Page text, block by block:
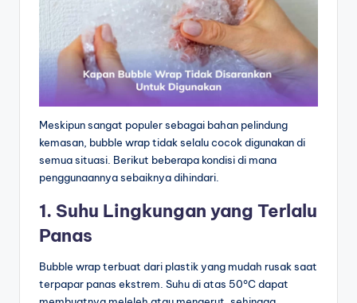
Meskipun sangat populer sebagai bahan pelindung
kemasan, bubble wrap tidak selalu cocok digunakan di
semua situasi. Berikut beberapa kondisi di mana
penggunaannya sebaiknya dihindari.
1. Suhu Lingkungan yang Terlalu
Panas
Bubble wrap terbuat dari plastik yang mudah rusak saat
terpapar panas ekstrem. Suhu di atas 50°C dapat